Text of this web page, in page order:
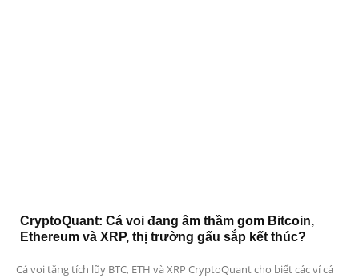
CryptoQuant: Cá voi đang âm thầm gom Bitcoin,
Ethereum và XRP, thị trường gấu sắp kết thúc?
Cá voi tăng tích lũy BTC, ETH và XRP CryptoQuant cho biết các ví cá